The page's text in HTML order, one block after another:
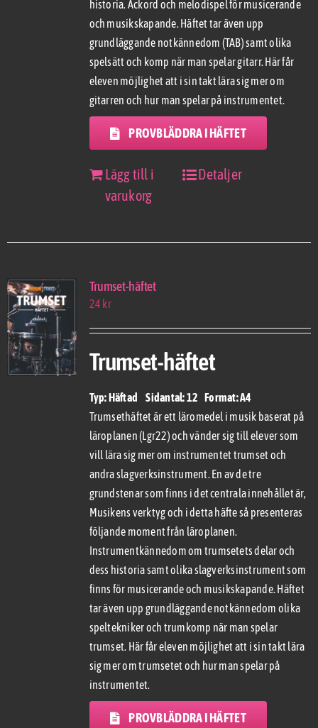
historia. Ackord och melodispel för musicerande
och musikskapande. Häftet tar även upp
grundläggande notkännedom (TAB) samt olika
spelsätt och komp när man spelar gitarr. Här får
eleven möjlighet att i sin takt lära sig mer om
gitarren och hur man spelar på instrumentet.
PROVBLÄDDRA I HÄFTET
Lägg till i
varukorg
Detaljer
Trumset-häftet
24 kr
Trumset-häftet
Typ: Häftad Sidantal: 12 Format: A4
Trumsethäftet är ett läromedel i musik baserat på
läroplanen (Lgr22) och vänder sig till elever som
vill lära sig mer om instrumentet trumset och
andra slagverksinstrument. En av de tre
grundstenar som finns i det centrala innehållet är,
Musikens verktyg och i detta häfte så presenteras
följande moment från läroplanen.
Instrumentkännedom om trumsetets delar och
dess historia samt olika slagverksinstrument som
finns för musicerande och musikskapande. Häftet
tar även upp grundläggande notkännedom olika
speltekniker och trumkomp när man spelar
trumset. Här får eleven möjlighet att i sin takt lära
sig mer om trumsetet och hur man spelar på
instrumentet.
PROVBLÄDDRA I HÄFTET